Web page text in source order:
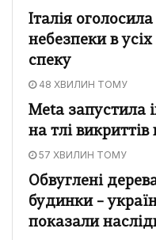
Італія
небезпеки в
спеку
48 ХВИЛИН ТОМУ
Meta запустила
на тлі
57 ХВИЛИН ТОМУ
Обвуглені
будинки –
показали